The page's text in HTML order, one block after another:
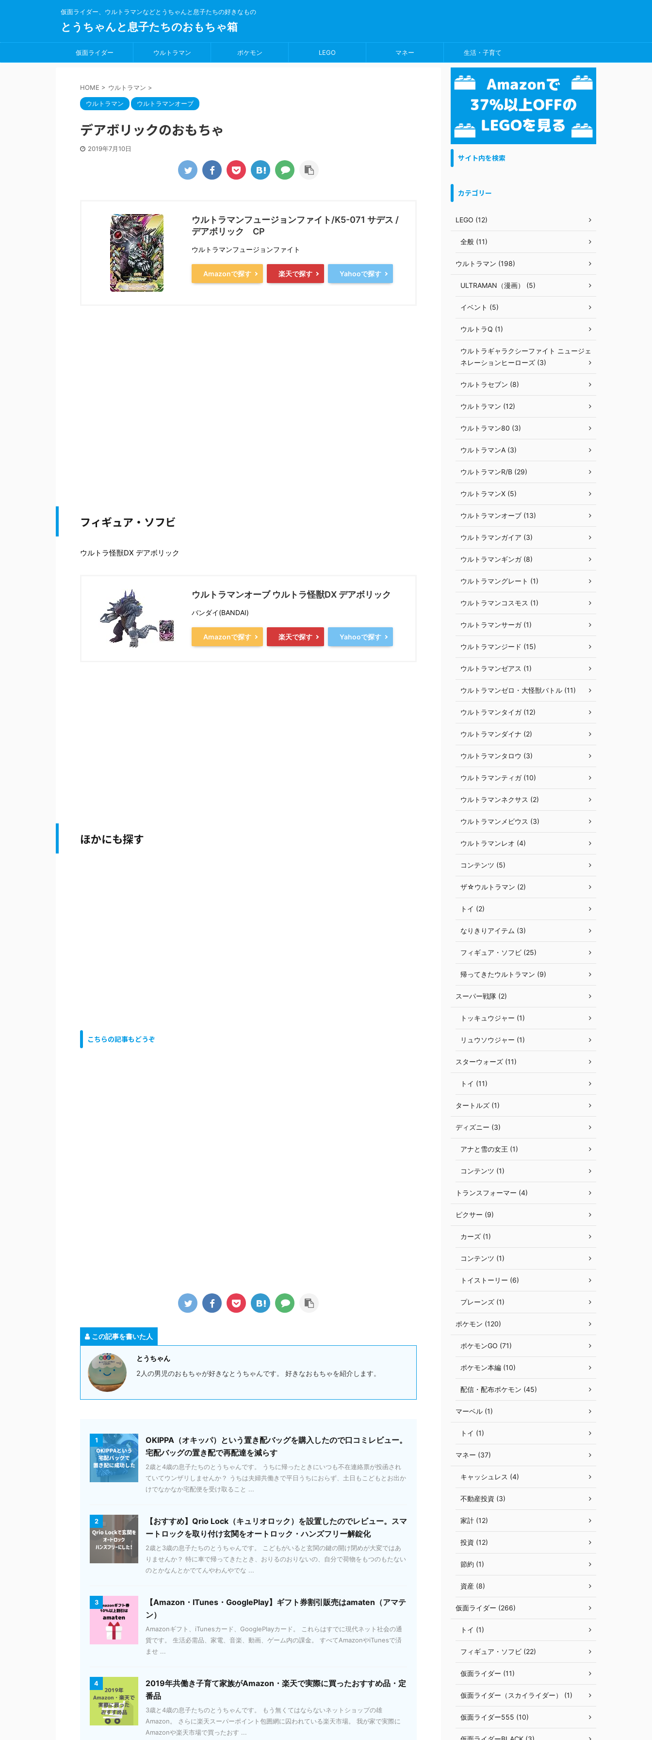
仮面ライダー、ウルトラマンなどとうちゃんと息子たちの好きなもの
とうちゃんと息子たちのおもちゃ箱
仮面ライダー ウルトラマン ポケモン LEGO マネー 生活・子育て
HOME > ウルトラマン >
ウルトラマン ウルトラマンオーブ
デアボリックのおもちゃ
2019年7月10日
ウルトラマンフュージョンファイト/K5-071 サデス /
デアボリック CP
ウルトラマンフュージョンファイト
Amazonで探す 楽天で探す Yahooで探す
フィギュア・ソフビ
ウルトラ怪獣DX デアボリック
ウルトラマンオーブ ウルトラ怪獣DX デアボリック
バンダイ(BANDAI)
Amazonで探す 楽天で探す Yahooで探す
ほかにも探す
こちらの記事もどうぞ
この記事を書いた人
とうちゃん
2人の男児のおもちゃが好きなとうちゃんです。 好きなおもちゃを紹介します。
1
OKIPPA（オキッパ）という置き配バッグを購入したので口コミレビュー。
宅配バッグの置き配で再配達を減らす
2歳と4歳の息子たちのとうちゃんです。 うちに帰ったときにいつも不在連絡票が投函され
ていてウンザリしませんか？ うちは夫婦共働きで平日うちにおらず、土日もこどもとお出か
けでなかなか宅配便を受け取ること ...
2
【おすすめ】Qrio Lock（キュリオロック）を設置したのでレビュー。スマ
ートロックを取り付け玄関をオートロック・ハンズフリー解錠化
2歳と3歳の息子たちのとうちゃんです。 こどもがいると玄関の鍵の開け閉めが大変ではあ
りませんか？ 特に車で帰ってきたとき、おりるのおりないの、自分で荷物をもつのもたない
のとかなんとかでてんやわんやでな ...
3
【Amazon・ITunes・GooglePlay】ギフト券割引販売はamaten（アマテ
ン）
Amazonギフト、iTunesカード、GooglePlayカード。 これらはすでに現代ネット社会の通
貨です。 生活必需品、家電、音楽、動画、ゲーム内の課金。 すべてAmazonやiTunesで済
ませ ...
4
2019年共働き子育て家族がAmazon・楽天で実際に買ったおすすめ品・定
番品
3歳と4歳の息子たちのとうちゃんです。 もう無くてはならないネットショップの雄
Amazon。 さらに楽天スーパーポイント包囲網に囚われている楽天市場。 我が家で実際に
Amazonや楽天市場で買ったおす ...
サイト内を検索
カテゴリー
LEGO (12)
全般 (11)
ウルトラマン (198)
ULTRAMAN（漫画） (5)
イベント (5)
ウルトラQ (1)
ウルトラギャラクシーファイト ニュージェ
ネレーションヒーローズ (3)
ウルトラセブン (8)
ウルトラマン (12)
ウルトラマン80 (3)
ウルトラマンA (3)
ウルトラマンR/B (29)
ウルトラマンX (5)
ウルトラマンオーブ (13)
ウルトラマンガイア (3)
ウルトラマンギンガ (8)
ウルトラマングレート (1)
ウルトラマンコスモス (1)
ウルトラマンサーガ (1)
ウルトラマンジード (15)
ウルトラマンゼアス (1)
ウルトラマンゼロ・大怪獣バトル (11)
ウルトラマンタイガ (12)
ウルトラマンダイナ (2)
ウルトラマンタロウ (3)
ウルトラマンティガ (10)
ウルトラマンネクサス (2)
ウルトラマンメビウス (3)
ウルトラマンレオ (4)
コンテンツ (5)
ザ☆ウルトラマン (2)
トイ (2)
なりきりアイテム (3)
フィギュア・ソフビ (25)
帰ってきたウルトラマン (9)
スーパー戦隊 (2)
トッキュウジャー (1)
リュウソウジャー (1)
スターウォーズ (11)
トイ (11)
タートルズ (1)
ディズニー (3)
アナと雪の女王 (1)
コンテンツ (1)
トランスフォーマー (4)
ピクサー (9)
カーズ (1)
コンテンツ (1)
トイストーリー (6)
プレーンズ (1)
ポケモン (120)
ポケモンGO (71)
ポケモン本編 (10)
配信・配布ポケモン (45)
マーベル (1)
トイ (1)
マネー (37)
キャッシュレス (4)
不動産投資 (3)
家計 (12)
投資 (12)
節約 (1)
資産 (8)
仮面ライダー (266)
トイ (1)
フィギュア・ソフビ (22)
仮面ライダー (11)
仮面ライダー（スカイライダー） (1)
仮面ライダー555 (10)